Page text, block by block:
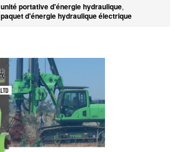
unité portative d'énergie hydraulique,
paquet d'énergie hydraulique électrique